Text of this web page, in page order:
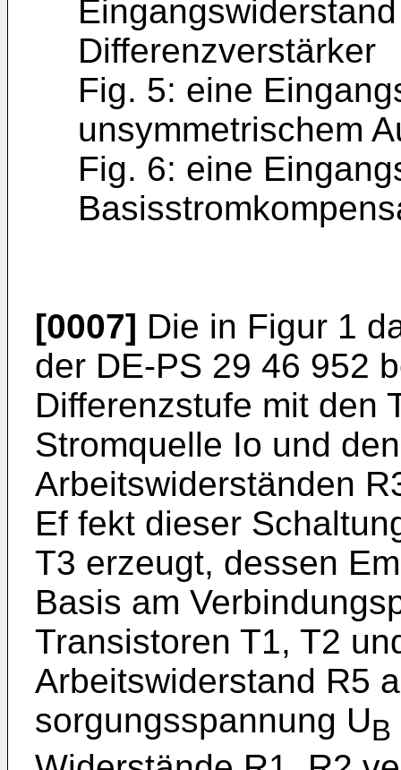
Diffe­renzverstärker
Fig. 5: eine
unsymmetrischem
Fig. 6: eine
[0007] Die in Figur 1
der DE-PS 29 46 952
Differenzstufe mit den
Stromquelle Io und
Arbeitswiderständen
Ef­ fekt dieser
T3 er­zeugt, dessen
Basis am
Transistoren T1, T2
Arbeitswiderstand R5
sorgungsspannung UB